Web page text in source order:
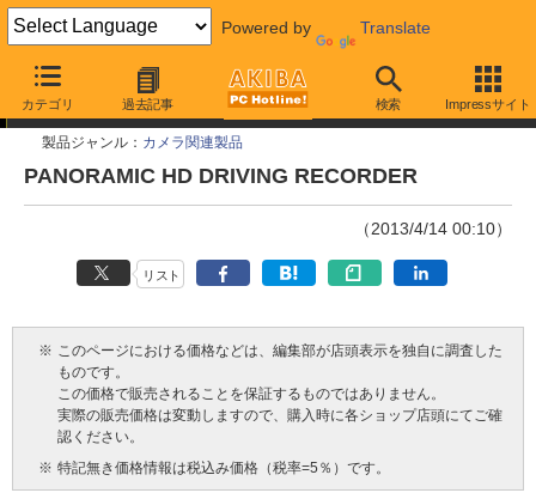
Powered by Translate
カテゴリ 過去記事 検索 Impressサイト
今週見つけた新製品
製品ジャンル： カメラ関連製品
PANORAMIC HD DRIVING RECORDER
（2013/4/14 00:10）
リスト
※ このページにおける価格などは、編集部が店頭表示を独自に調査した
ものです。
この価格で販売されることを保証するものではありません。
実際の販売価格は変動しますので、購入時に各ショップ店頭にてご確
認ください。
※ 特記無き価格情報は税込み価格（税率=5％）です。